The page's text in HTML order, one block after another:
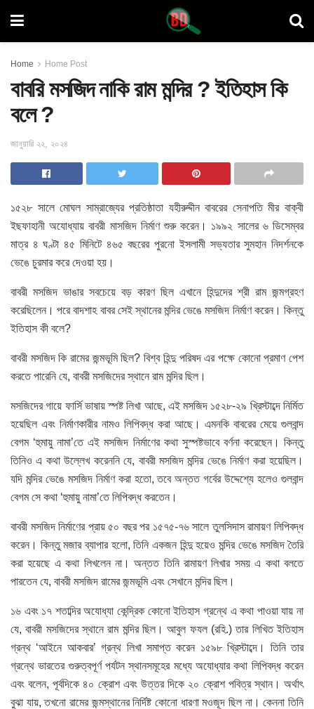
Home Home Post
বাবরি মসজিদ নাকি রাম মন্দির ? ইতিহাস কি
বলে ?
জানুয়ারি ২২, ২০২৪
১৫২৮ সালে মোঘল সাম্রাজ্যের প্রতিষ্ঠাতা যহীরুদ্দীন বাবরের সেনাপতি মীর বাক্বী
ইছফাহানী অযোধ্যায় বাবরী মাসজিদ নির্মাণ শুরু করেন। ১৯৯২ সালের ৬ ডিসেম্বর
মাত্র ৪ ঘণ্টা ৪৫ মিনিটে ৪৬৫ বছরের পুরনো ইসলামী সভ্যতার সুমহান নিদর্শনকে
ভেঙে চুরমার করে দেওয়া হয়।
বাবরী মসজিদ ভাঙার সবচেয়ে বড় কারণ ছিল এখানে হিন্দুদের শ্রী রাম জন্মগ্রহণ
করেছিলেন। পরে বাদশাহ বাবর সেই স্থানের মন্দির ভেঙে মসজিদ নির্মাণ করেন। কিন্তু
ইতিহাস কী বলে?
বাবরী মসজিদ কি রামের জন্মভূমি ছিল? বিশ্ব হিন্দু পরিষদ এর পক্ষে কোনো প্রমাণ পেশ
করতে পারেনি যে, বাবরী মসজিদের স্থানে রাম মন্দির ছিল।
মসজিদের গায়ে ফার্সি ভাষায় স্পষ্ট লিখা আছে, এই মসজিদ ১৫২৮-২৯ খ্রিস্টাব্দে নির্মিত
হয়েছিল এবং নির্মাণকারীর নামও লিপিবদ্ধ করা আছে। এমনকি বাবরের মেয়ে গুলবান্দ
বেগম ‘হুমায়ু নামা’তে এই মসজিদ নির্মাণের কথা সুস্পষ্টভাবে বর্ণনা করেছেন। কিন্তু
তিনিও এ কথা উল্লেখ করেননি যে, বাবরী মসজিদ মন্দির ভেঙে নির্মাণ করা হয়েছিল।
যদি মন্দির ভেঙে মসজিদ নির্মাণ করা হতো, তবে অন্তত গর্বের উদ্দেশ্যে হলেও গুলবান্দ
বেগম সে কথা ‘হুমায়ু নামা’তে লিপিবদ্ধ করতেন।
বাবরী মসজিদ নির্মাণের প্রায় ৫০ বছর পর ১৫৭৫-৭৬ সালে তুলসিদাস রামায়ণ লিপিবদ্ধ
করেন। কিন্তু মজার ব্যাপার হলো, তিনি একজন হিন্দু হয়েও মন্দির ভেঙে মসজিদ তৈরি
করা হয়েছে এ কথা লিখলেন না। অন্তত তিনি রামায়ণ লিখার সময় এ কথা বলতে
পারতেন যে, বাবরী মসজিদ রামের জন্মভূমি এবং সেখানে মন্দির ছিল।
১৬ এবং ১৭ শতাব্দির অযোধ্যা কেন্দ্রিক কোনো ইতিহাস গ্রন্থে এ কথা পাওয়া যায় না
যে, বাবরী মসজিদের স্থানে রাম মন্দির ছিল। আবুল ফযল (রহি.) তার লিখিত ইতিহাস
গ্রন্থ ‘আইনে আকবার’ গ্রন্থ লিখা সমাপ্ত করেন ১৫৯৮ খ্রিস্টাব্দে। তিনি তার
গ্রন্থে ভারতের গুরুত্বপূর্ণ পর্যটন স্থানসমূহের মধ্যে অযোধ্যার কথা লিপিবদ্ধ করেন
এবং বলেন, পূর্বদিকে ৪০ ক্রোশ এবং উত্তর দিকে ২০ ক্রোশ পবিত্র স্থান। অর্থাৎ
বুঝা যায়, তখনো রামের জন্মস্থানের নির্দিষ্ট কোনো ধারণা মওজূদ ছিল না। কেননা তিনি